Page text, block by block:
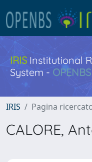
IRISInstitutional
System - OPENBS
IRIS Pagina
CALORE,